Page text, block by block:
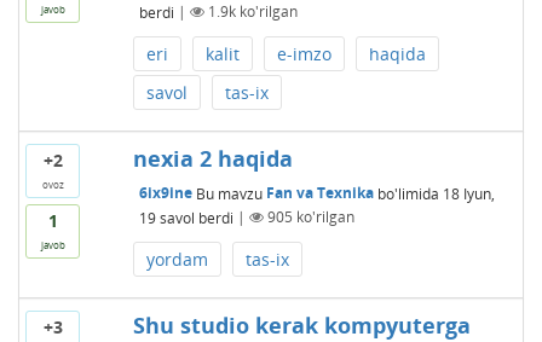
javob
berdi | 1.9kko'rilgan
eri kalit e-imzo
haqida
savol
tas-ix
+2
ovoz
1
javob
nexia 2 haqida
6ix9ine Bu mavzu Fan va Texnikabo'limida 18 Iyun,
19 savol berdi | 905 ko'rilgan
yordam tas-ix
+3 Shu studio kerak kompyuterga